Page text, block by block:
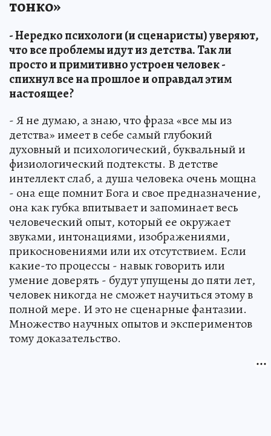
тонко»
- Нередко психологи (и сценаристы) уверяют,
что все проблемы идут из детства. Так ли
просто и примитивно устроен человек -
спихнул все на прошлое и оправдал этим
настоящее?
- Я не думаю, а знаю, что фраза «все мы из
детства» имеет в себе самый глубокий
духовный и психологический, буквальный и
физиологический подтексты. В детстве
интеллект слаб, а душа человека очень мощна
- она еще помнит Бога и свое предназначение,
она как губка впитывает и запоминает весь
человеческий опыт, который ее окружает
звуками, интонациями, изображениями,
прикосновениями или их отсутствием. Если
какие-то процессы - навык говорить или
умение доверять - будут упущены до пяти лет,
человек никогда не сможет научиться этому в
полной мере. И это не сценарные фантазии.
Множество научных опытов и экспериментов
тому доказательство.